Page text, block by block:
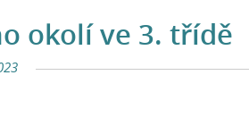
okolí ve 3. třídě